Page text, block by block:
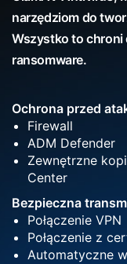
narzędziom do
Wszystko to chroni
ransomware.
Ochrona przed
Firewall
ADM Defender
Zewnętrzne
Center
Bezpieczna
Połączenie VPN
Połączenie z
Automatyczne